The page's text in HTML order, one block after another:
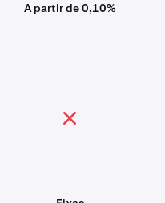
A partir de 0,10%